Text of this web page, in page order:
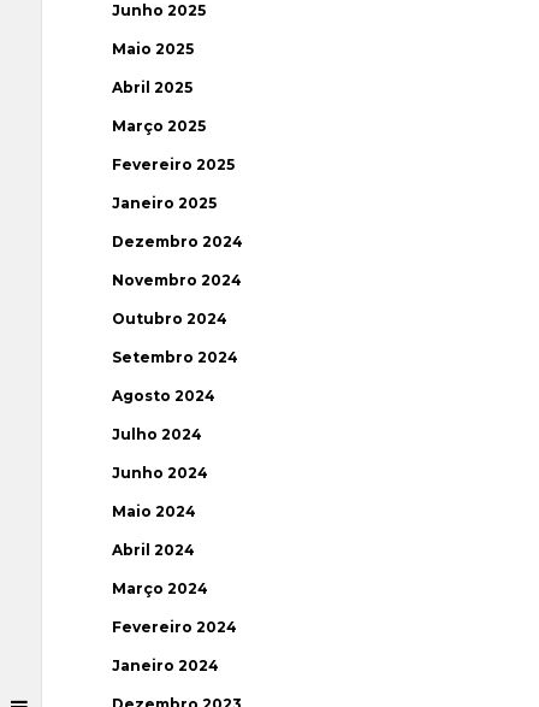
Junho 2025
Maio 2025
Abril 2025
Março 2025
Fevereiro 2025
Janeiro 2025
Dezembro 2024
Novembro 2024
Outubro 2024
Setembro 2024
Agosto 2024
Julho 2024
Junho 2024
Maio 2024
Abril 2024
Março 2024
Fevereiro 2024
Janeiro 2024